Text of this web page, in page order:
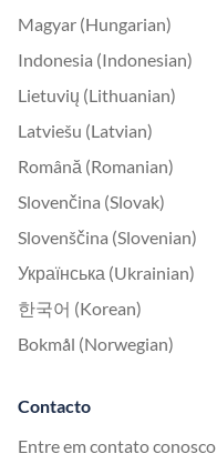
Magyar (Hungarian)
Indonesia (Indonesian)
Lietuvių (Lithuanian)
Latviešu (Latvian)
Română (Romanian)
Slovenčina (Slovak)
Slovenščina (Slovenian)
Українська (Ukrainian)
한국어 (Korean)
Bokmål (Norwegian)
Contacto
Entre em contato conosco